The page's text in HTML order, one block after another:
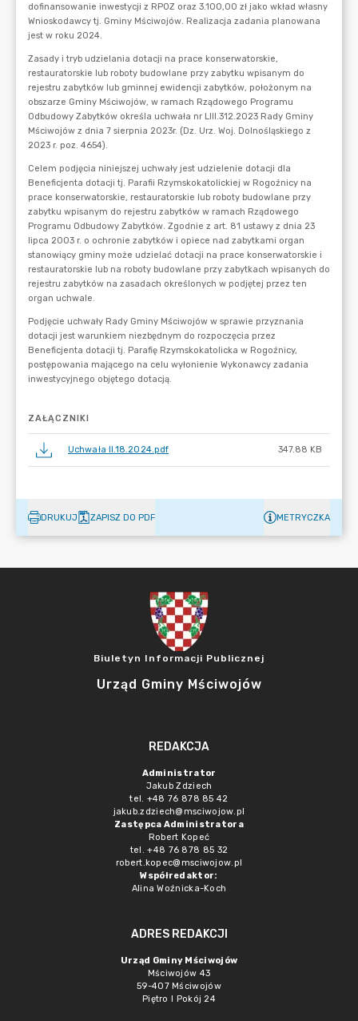
ZAŁĄCZNIKI
Uchwała II.18.2024.pdf 347.88 KB
DRUKUJ ZAPISZ DO PDF METRYCZKA
Biuletyn Informacji Publicznej
Urząd Gminy Mściwojów
REDAKCJA
Administrator
Jakub Zdziech
tel. +48 76 878 85 42
jakub.zdziech@msciwojow.pl
Zastępca Administratora
Robert Kopeć
tel. +48 76 878 85 32
robert.kopec@msciwojow.pl
Współredaktor:
Alina Woźnicka-Koch
ADRES REDAKCJI
Urząd Gminy Mściwojów
Mściwojów 43
59-407 Mściwojów
Piętro I Pokój 24